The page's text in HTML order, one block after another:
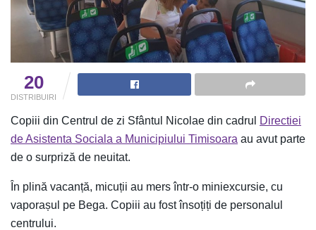
20
DISTRIBUIRI
Copiii din Centrul de zi Sfântul Nicolae din cadrul
Directiei
de Asistenta Sociala a Municipiului Timisoara au avut parte
de o surpriză de neuitat.
În plină vacanță, micuții au mers într-o miniexcursie, cu
vaporașul pe Bega. Copiii au fost însoțiți de personalul
centrului.